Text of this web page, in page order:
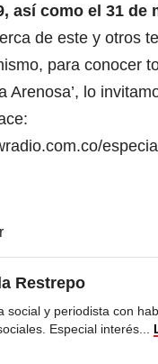
así como el 31 de
de este y otros
para conocer
Arenosa’, lo
Restrepo
social y periodista con
Especial interés